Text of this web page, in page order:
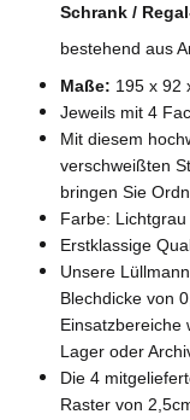
Schrank /
bestehend aus
Maße: 195 x 92
Jeweils mit 4
Mit diesem
verschweißten
bringen Sie
Farbe: Lichtgrau
Erstklassige
Unsere
Blechdicke von
Einsatzbereiche
Lager oder
Die 4
Raster von